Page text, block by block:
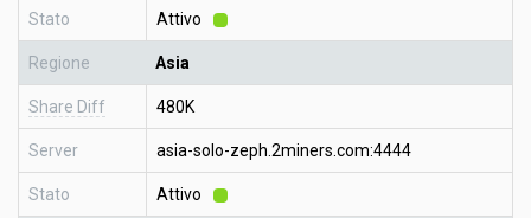
Stato Attivo
Regione Asia
Share Diff 480K
Server asia-solo-zeph.2miners.com:4444
Stato Attivo